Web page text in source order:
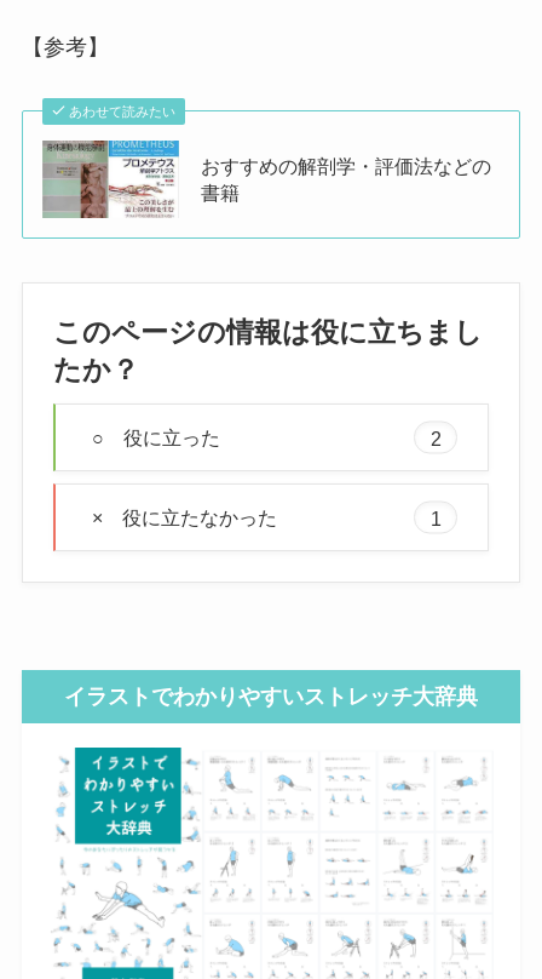
【参考】
あわせて読みたい
おすすめの解剖学・評価法などの
書籍
このページの情報は役に立ちまし
たか？
○ 役に立った 2
× 役に立たなかった 1
イラストでわかりやすいストレッチ大辞典